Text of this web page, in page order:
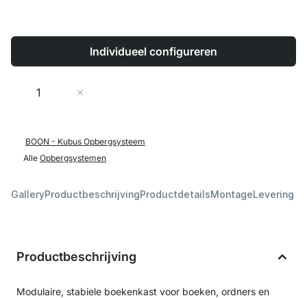
Individueel configureren
Aantal
BOON - Kubus Opbergsysteem
Alle Opbergsystemen
GalleryProductbeschrijvingProductdetailsMontageLevering
Productbeschrijving
Modulaire, stabiele boekenkast voor boeken, ordners en